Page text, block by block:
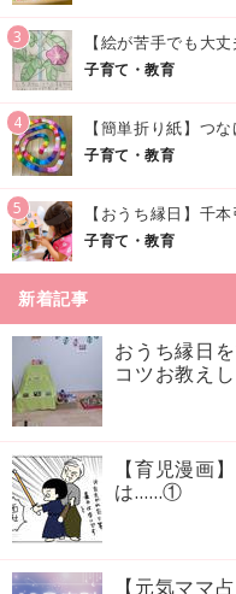
3
子育て・教育
4
子育て・教育
5
子育て・教育
新着記事
おうち縁日
コツお教え
【育児漫画
は……①
【元気ママ